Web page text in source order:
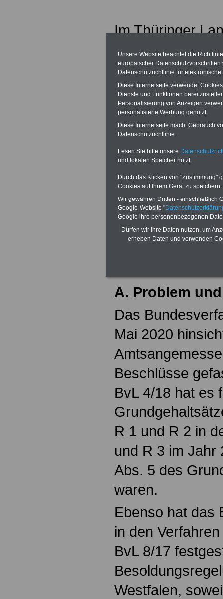
Im Thüringer
7/3575 vom
Wahlperiode).
Thema und
Drucksache.
Gesetzentwurf
Thüringer
über die
A. Problem
Das
Mai 2020
Beschlüsse
BvL 4/18 hat es
R 1 und R 2 in
und R 3 im Jahr
Abs. 5 des
waren.
Ebenso hat das
in den
BvL 8/17
Westfalen,
Unsere Website beachtet die
europäischer
Datenschutzrichtlinie für
Diese Internetseite verwendet
Dienste und Funktionen
Personalisierung von Anzeigen
personalisierte Werbung genutzt.
Diese Internetseite macht Gebrauch
Datenschutzrichtlinie.
Lesen Sie bitte unsere
und lokalen Speicher nutzt.
Durch das Klicken von "Zustimmung"
Cookies auf Ihrem Gerät zu speichern.
Wir gewähren Dritten - einschließlich
Google-Website "
Google ihre personenbezogenen
Dürfen wir Ihre Daten nutzen, um
erheben Daten und verwenden